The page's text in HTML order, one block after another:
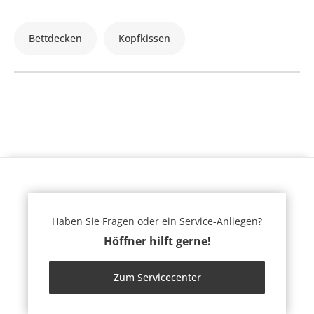
Bettdecken Kopfkissen
Haben Sie Fragen oder ein Service-Anliegen?
Höffner hilft gerne!
Zum Servicecenter